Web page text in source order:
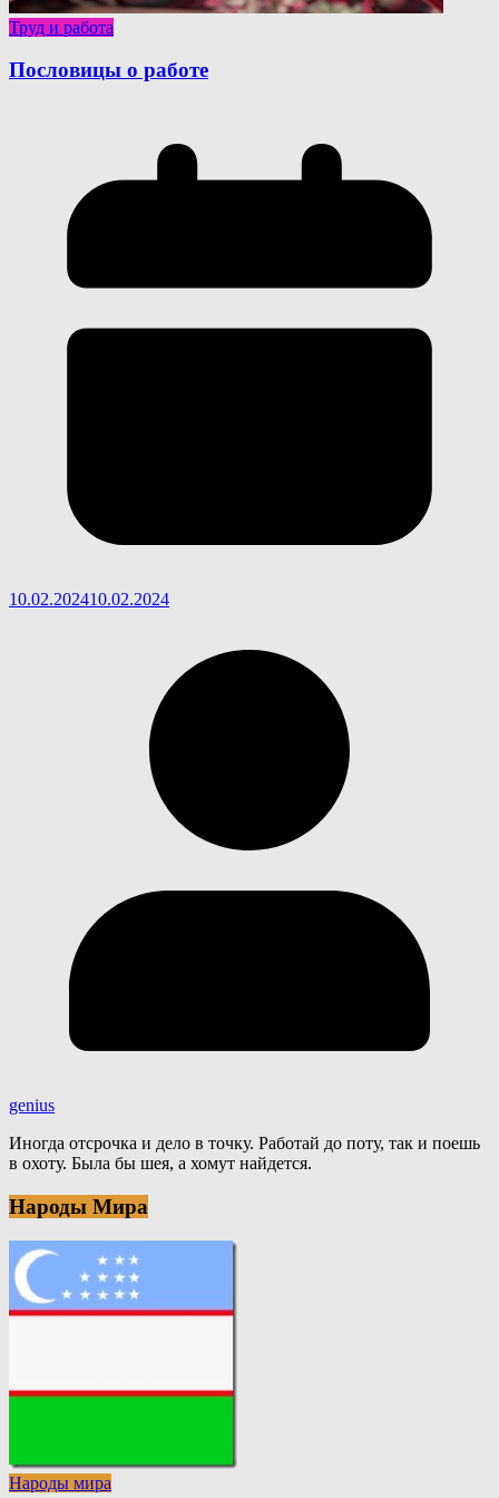
Труд и работа
Пословицы о работе
10.02.202410.02.2024
genius
Иногда отсрочка и дело в точку. Работай до поту, так и поешь
в охоту. Была бы шея, а хомут найдется.
Народы Мира
Народы мира